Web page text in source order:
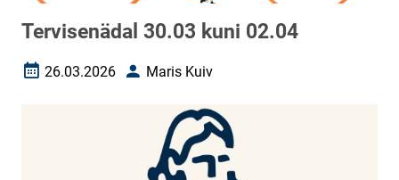
Tervisenädal 30.03 kuni 02.04
Loomise kuupäev
26.03.2026 AutorMaris Kuiv